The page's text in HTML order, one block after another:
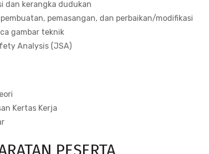
dan kerangka dudukan
pembuatan, pemasangan, dan perbaikan/modifikasi
gambar teknik
Analysis (JSA)
Kertas Kerja
PESERTA